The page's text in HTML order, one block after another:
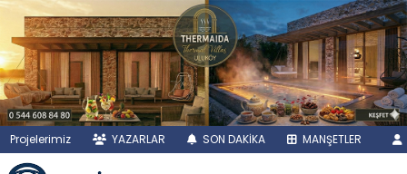
Projelerimiz YAZARLAR SON DAKİKA MANŞETLER